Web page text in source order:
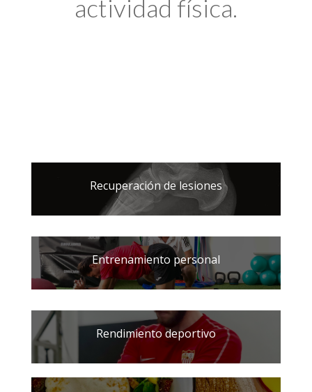
actividad física.
Recuperación de lesiones
Entrenamiento personal
Rendimiento deportivo